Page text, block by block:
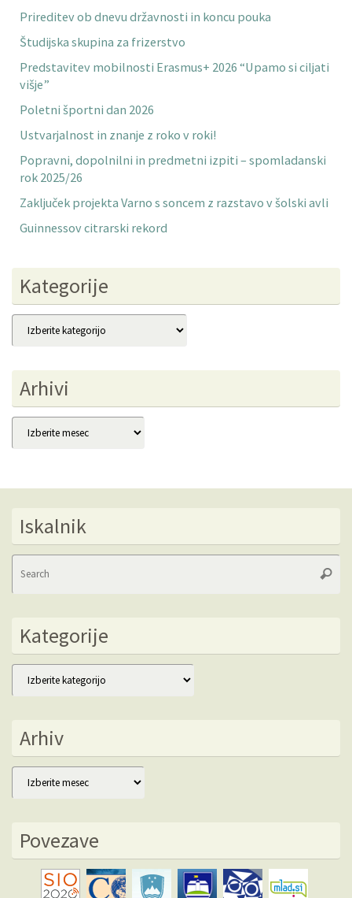
Prireditev ob dnevu državnosti in koncu pouka
Študijska skupina za frizerstvo
Predstavitev mobilnosti Erasmus+ 2026 “Upamo si ciljati
višje”
Poletni športni dan 2026
Ustvarjalnost in znanje z roko v roki!
Popravni, dopolnilni in predmetni izpiti – spomladanski
rok 2025/26
Zaključek projekta Varno s soncem z razstavo v šolski avli
Guinnessov citrarski rekord
Kategorije
Kategorije
Arhivi
Arhivi
Iskalnik
Kategorije
Kategorije
Arhiv
Arhiv
Povezave